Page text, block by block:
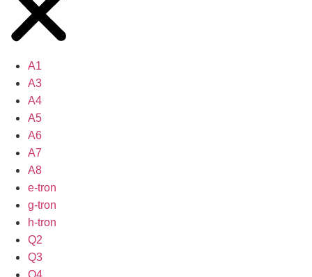
A1
A3
A4
A5
A6
A7
A8
e-tron
g-tron
h-tron
Q2
Q3
Q4